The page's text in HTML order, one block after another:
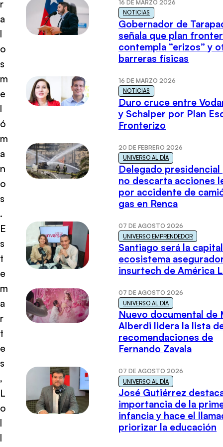
r
a
l
o
s
m
e
l
ó
m
a
n
o
s
.
E
s
t
e
m
a
r
t
e
s
,
L
o
l
l
16 DE MARZO 2026
NOTICIAS
Gobernador de
señala que plan
contempla “erizos” y
barreras físicas
16 DE MARZO 2026
NOTICIAS
Duro cruce entre
y Schalper por Plan
Fronterizo
20 DE FEBRERO 2026
UNIVERSO AL DÍA
Delegado presidencial
no descarta acciones
por accidente de
gas en Renca
07 DE AGOSTO 2026
UNIVERSO EMPRENDEDOR
Santiago será la
ecosistema
insurtech de América
07 DE AGOSTO 2026
UNIVERSO AL DÍA
Nuevo documental de
Alberdi lidera la lista
recomendaciones de
Fernando Zavala
07 DE AGOSTO 2026
UNIVERSO AL DÍA
José Gutiérrez
importancia de la
infancia y hace el
priorizar la educación